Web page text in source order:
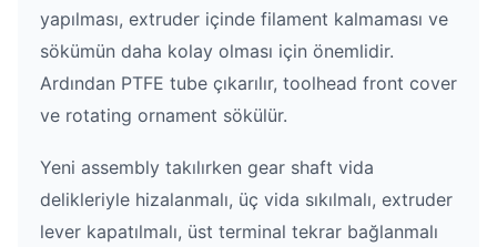
yapılması, extruder içinde filament kalmaması ve
sökümün daha kolay olması için önemlidir.
Ardından PTFE tube çıkarılır, toolhead front cover
ve rotating ornament sökülür.
Yeni assembly takılırken gear shaft vida
delikleriyle hizalanmalı, üç vida sıkılmalı, extruder
lever kapatılmalı, üst terminal tekrar bağlanmalı